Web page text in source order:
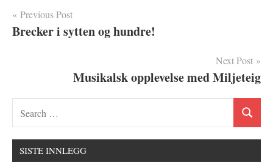
Innleggsnavigasjon
Previous Post
Brecker i sytten og hundre!
Next Post
Musikalsk opplevelse med Miljeteig
SISTE INNLEGG